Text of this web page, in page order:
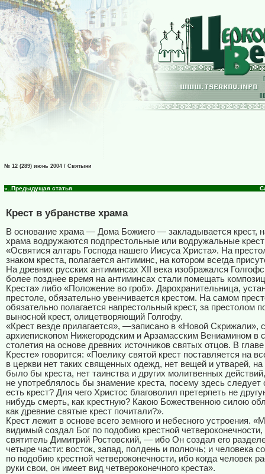
№ 12 (289) июнь 2004 / Святыни
«..Предыдущая статья
Крест в убранстве храма
В основание храма — Дома Божиего — закладывается крест,
храма водружаются подпрестольные или водружальные
«Освятися алтарь Господа нашего Иисуса Христа». На
знаком креста, полагается антиминс, на котором всегда
На древних русских антиминсах XII века изображался
более позднее время на антиминсах стали помещать
Креста» либо «Положение во гроб». Дарохранительница,
престоле, обязательно увенчивается крестом. На самом
обязательно полагается напрестольный крест, за престолом
выносной крест, олицетворяющий Голгофу.
«Крест везде прилагается», —записано в «Новой Скрижали»,
архиепископом Нижегородским и Арзамасским Вениамином в
столетия на основе древних источников святых отцов. В
Кресте» говорится: «Поелику святой крест поставляется на
в церкви нет таких священных одежд, нет вещей и утварей, на
было бы креста, нет таинства и других молитвенных
не употреблялось бы знамение креста, посему здесь следует
есть крест? Для чего Христос благоволил претерпеть не
нибудь смерть, как крестную? Какою Божественною силою
как древние святые крест почитали?».
Крест лежит в основе всего земного и небесного устроения.
видимый создал Бог по подобию крестной
святитель Димитрий Ростовский, — ибо Он создал его
четыре части: восток, запад, полдень и полночь; и человека
по подобию крестной четвероконечности, ибо когда человек
руки свои, он имеет вид четвероконечного креста».